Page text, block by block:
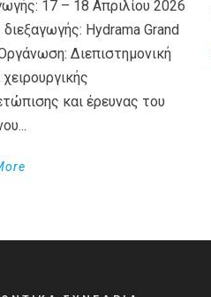
17 – 18 Απριλίου 2026
Hydrama Grand
Διεπιστημονική
και έρευνας του